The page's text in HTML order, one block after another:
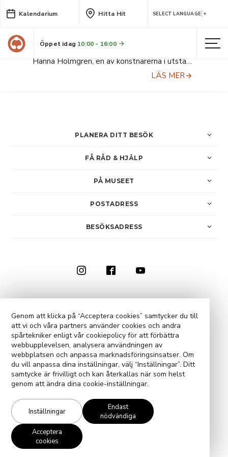
Kalendarium Hitta Hit SELECT LANGUAGE ▼
Öppet idag 10:00 - 16:00
Workshop i meditativt
Sara kulturhus
Hanna Holmgren, en av konstnärerna i utställningen Maskor och makt, ger grunderna till meditativt tecknande.
LÄS MER
PLANERA DITT BESÖK
FÅ RÅD & HJÄLP
PÅ MUSEET
POSTADRESS
BESÖKSADRESS
COOKIE-INSTÄLLNINGAR
Genom att klicka på “Acceptera cookies” samtycker du till
att vi och våra partners använder cookies och andra
spårtekniker enligt vår cookiepolicy för att förbättra
webbupplevelsen, analysera användningen av
webbplatsen och anpassa marknadsföringsinsatser. Om
du vill anpassa dina inställningar, välj “Inställningar”. Ditt
samtycke är frivilligt och kan återkallas när som helst
genom att ändra dina cookie-inställningar.
Inställningar
Endast
nödvändiga
Acceptera
cookies